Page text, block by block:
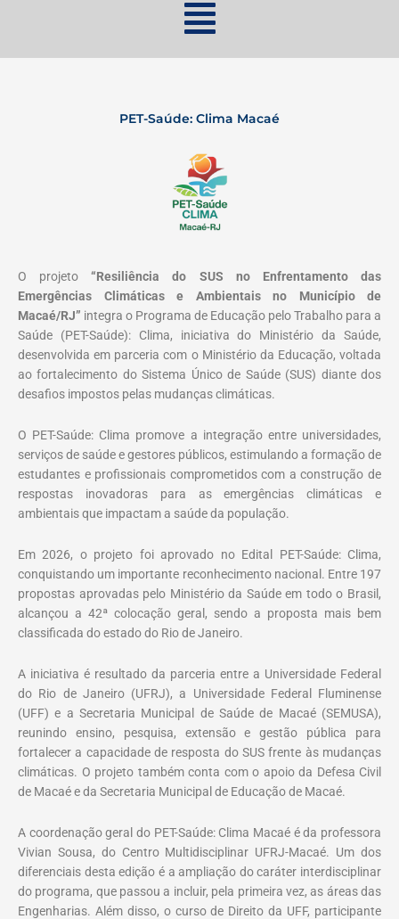
PET-Saúde: Clima Macaé
O projeto“Resiliência do SUS no Enfrentamento das
Emergências Climáticas e Ambientais no Município de
Macaé/RJ” integra o Programa de Educação pelo Trabalho para a
Saúde (PET-Saúde): Clima, iniciativa do Ministério da Saúde,
desenvolvida em parceria com o Ministério da Educação, voltada
ao fortalecimento do Sistema Único de Saúde (SUS) diante dos
desafios impostos pelas mudanças climáticas.
O PET-Saúde: Clima promove a integração entre universidades,
serviços de saúde e gestores públicos, estimulando a formação de
estudantes e profissionais comprometidos com a construção de
respostas inovadoras para as emergências climáticas e
ambientais que impactam a saúde da população.
Em 2026, o projeto foi aprovado no Edital PET-Saúde: Clima,
conquistando um importante reconhecimento nacional. Entre 197
propostas aprovadas pelo Ministério da Saúde em todo o Brasil,
alcançou a 42ª colocação geral, sendo a proposta mais bem
classificada do estado do Rio de Janeiro.
A iniciativa é resultado da parceria entre a Universidade Federal
do Rio de Janeiro (UFRJ), a Universidade Federal Fluminense
(UFF) e a Secretaria Municipal de Saúde de Macaé (SEMUSA),
reunindo ensino, pesquisa, extensão e gestão pública para
fortalecer a capacidade de resposta do SUS frente às mudanças
climáticas. O projeto também conta com o apoio da Defesa Civil
de Macaé e da Secretaria Municipal de Educação de Macaé.
A coordenação geral do PET-Saúde: Clima Macaé é da professora
Vivian Sousa, do Centro Multidisciplinar UFRJ-Macaé. Um dos
diferenciais desta edição é a ampliação do caráter interdisciplinar
do programa, que passou a incluir, pela primeira vez, as áreas das
Engenharias. Além disso, o curso de Direito da UFF, participante